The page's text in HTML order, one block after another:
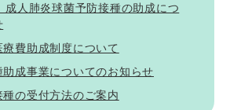
成人肺炎球菌予防接種の助成につ
費助成制度について
助成事業についてのお知らせ
の受付方法のご案内